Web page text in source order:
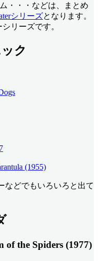
・・・などは、まとめ
シリーズとなります。
リーズです。
ク
(1955)
などでもいろいろと出て
of the Spiders (1977)